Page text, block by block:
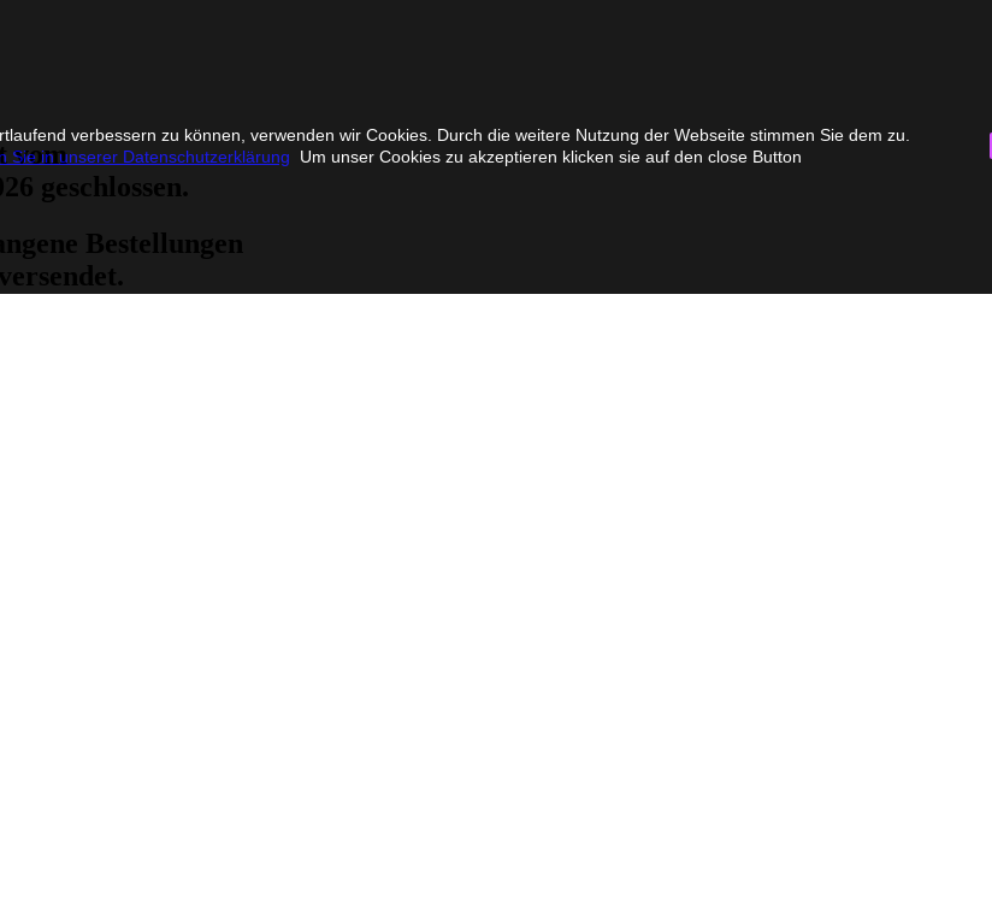
vom
geschlossen.
Bestellungen
verbessern zu können, verwenden wir Cookies. Durch die weitere Nutzung der Webseite stimmen Sie dem zu.
Sie in unserer Datenschutzerklärung Um unser Cookies zu akzeptieren klicken sie auf den close Button